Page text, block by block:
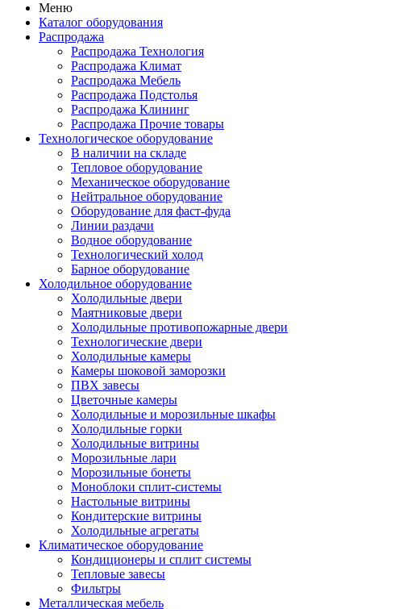
Меню
Каталог оборудования
Распродажа
Распродажа Технология
Распродажа Климат
Распродажа Мебель
Распродажа Подстолья
Распродажа Клининг
Распродажа Прочие товары
Технологическое оборудование
В наличии на складе
Тепловое оборудование
Механическое оборудование
Нейтральное оборудование
Оборудование для фаст-фуда
Линии раздачи
Водное оборудование
Технологический холод
Барное оборудование
Холодильное оборудование
Холодильные двери
Маятниковые двери
Холодильные противопожарные двери
Технологические двери
Холодильные камеры
Камеры шоковой заморозки
ПВХ завесы
Цветочные камеры
Холодильные и морозильные шкафы
Холодильные горки
Холодильные витрины
Морозильные лари
Морозильные бонеты
Моноблоки сплит-системы
Настольные витрины
Кондитерские витрины
Холодильные агрегаты
Климатическое оборудование
Кондиционеры и сплит системы
Тепловые завесы
Фильтры
Металлическая мебель